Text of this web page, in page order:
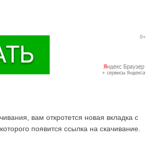
вам откротется новая вкладка с
появится ссылка на скачивание.